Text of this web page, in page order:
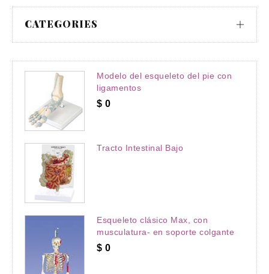
CATEGORIES
Modelo del esqueleto del pie con
ligamentos
$ 0
Tracto Intestinal Bajo
Esqueleto clásico Max, con
musculatura- en soporte colgante
$ 0